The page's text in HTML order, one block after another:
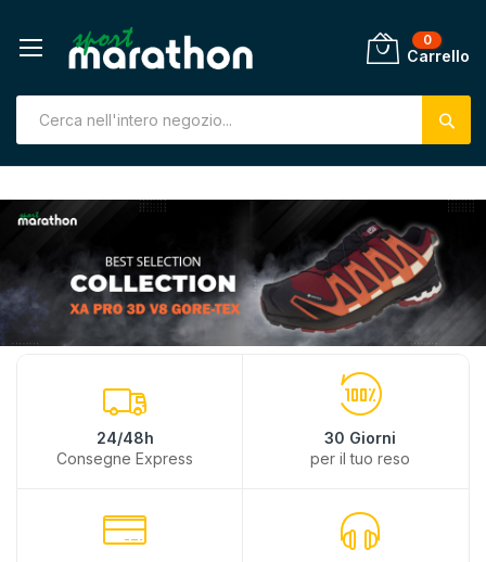
Carrello
0
al
contenuto
24/48h
Consegne Express
30 Giorni
per il tuo reso